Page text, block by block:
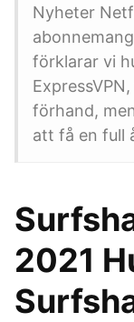
Nyheter
förklarar vi
förhand,
att få en full
2021